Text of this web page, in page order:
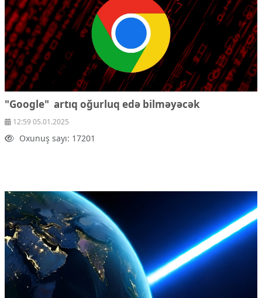
"Google" artıq oğurluq edə bilməyəcək
12:59 05.01.2025
Oxunuş sayı: 17201